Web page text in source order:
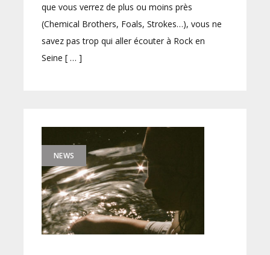
que vous verrez de plus ou moins près
(Chemical Brothers, Foals, Strokes…), vous ne
savez pas trop qui aller écouter à Rock en
Seine [ … ]
NEWS